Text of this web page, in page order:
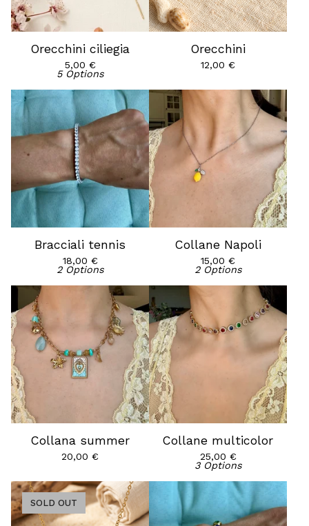
Orecchini ciliegia
5,00 €
5 Options
Orecchini
12,00 €
Bracciali tennis
18,00 €
2 Options
Collane Napoli
15,00 €
2 Options
Collana summer
20,00 €
Collane multicolor
25,00 €
3 Options
SOLD OUT